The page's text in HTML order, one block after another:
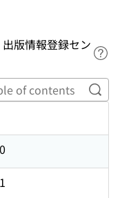
版情報登録セン